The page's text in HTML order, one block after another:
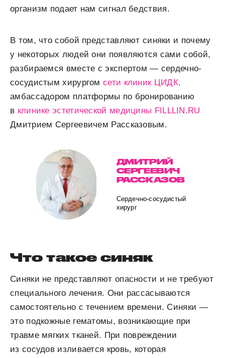
организм подает нам сигнал бедствия.
В том, что собой представляют синяки и почему
у некоторых людей они появляются сами собой,
разбираемся вместе с экспертом — сердечно-
сосудистым хирургомсети клиник ЦИДК,
амбассадором платформы по бронированию
в клинике эстетической медицины FILLLIN.RU
Дмитрием Сергеевичем Рассказовым.
ДМИТРИЙ
СЕРГЕЕВИЧ
РАССКАЗОВ
Сердечно-сосудистый
хирург
Что такое синяк
Синяки не представляют опасности и не требуют
специального лечения. Они рассасываются
самостоятельно с течением времени. Синяки —
это подкожные гематомы, возникающие при
травме мягких тканей. При повреждении
из сосудов изливается кровь, которая